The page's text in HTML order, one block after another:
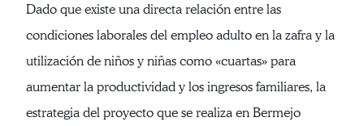
Dado que existe una directa relación entre las
condiciones laborales del empleo adulto en la zafra y la
utilización de niños y niñas como «cuartas» para
aumentar la productividad y los ingresos familiares, la
estrategia del proyecto que se realiza en Bermejo